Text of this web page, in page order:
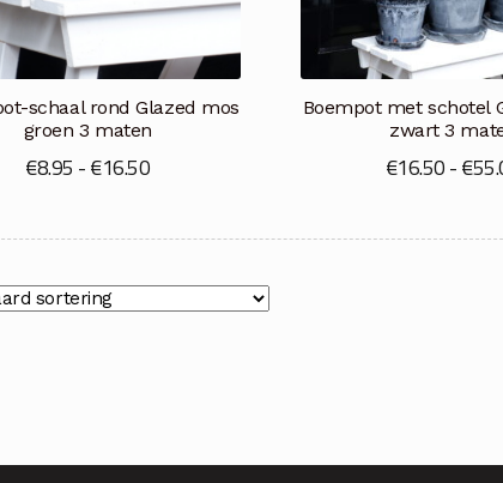
schaal rond Glazed mos
groen 3 maten
€8.95 -€16.50Prijsklasse:
tot
Boempot met schotel
zwart 3
€16.50-€